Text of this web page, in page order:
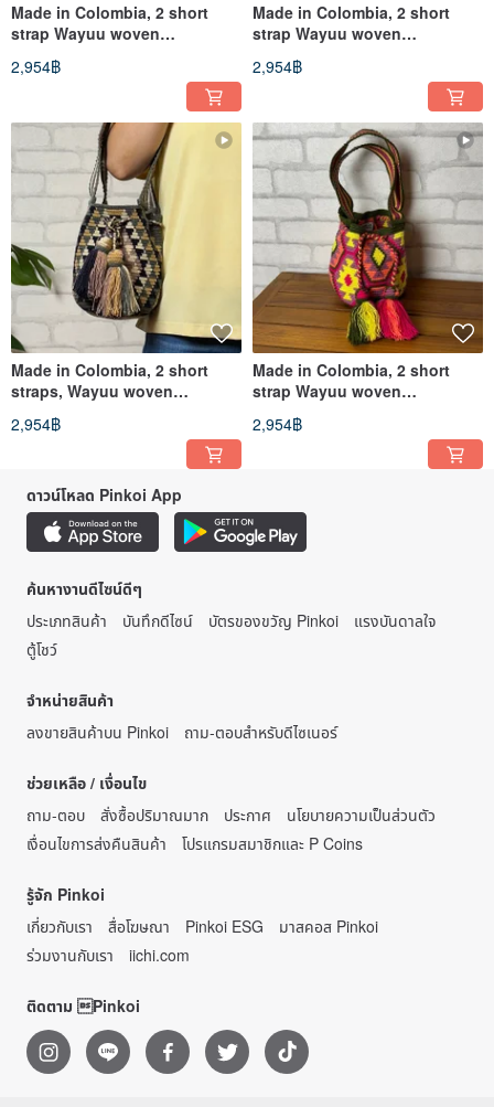
Made in Colombia, 2 short
strap Wayuu woven
handmade bag, pink, green,
purple, white
2,954฿
Made in Colombia, 2 short
strap Wayuu woven
handmade bag, black, red,
orange, green
2,954฿
Made in Colombia, 2 short
straps, Wayuu woven
handmade bag, Earthy Gray
Gold
2,954฿
Made in Colombia, 2 short
strap Wayuu woven
handmade bag, forest-
inspired vibrant colors
2,954฿
ดาวน์โหลด Pinkoi App
ค้นหางานดีไซน์ดีๆ
ประเภทสินค้า
บันทึกดีไซน์ บัตรของขวัญ Pinkoi
แรงบันดาลใจ
ตู้โชว์
จำหน่ายสินค้า
ลงขายสินค้าบน Pinkoi
ถาม-ตอบสำหรับดีไซเนอร์
ช่วยเหลือ / เงื่อนไข
ถาม-ตอบ
สั่งซื้อปริมาณมาก ประกาศ
นโยบายความเป็นส่วนตัว
เงื่อนไขการส่งคืนสินค้า
โปรแกรมสมาชิกและ P Coins
รู้จัก Pinkoi
เกี่ยวกับเรา
สื่อโฆษณา Pinkoi ESG
มาสคอส Pinkoi
ร่วมงานกับเรา
iichi.com
ติดตาม Pinkoi